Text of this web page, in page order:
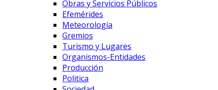
Obras y Servicios Públicos
Efemérides
Meteorología
Gremios
Turismo y Lugares
Organismos-Entidades
Producción
Politica